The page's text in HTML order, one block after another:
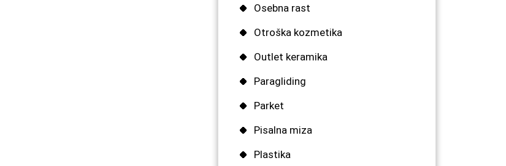
Osebna rast
Otroška kozmetika
Outlet keramika
Paragliding
Parket
Pisalna miza
Plastika